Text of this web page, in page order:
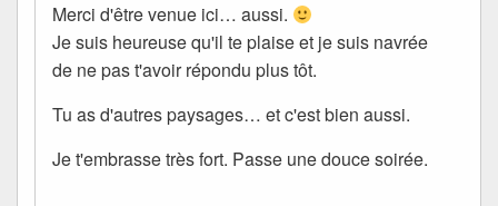
Merci d'être venue ici… aussi.
Je suis heureuse qu'il te plaise et je suis navrée
de ne pas t'avoir répondu plus tôt.
Tu as d'autres paysages… et c'est bien aussi.
Je t'embrasse très fort. Passe une douce soirée.